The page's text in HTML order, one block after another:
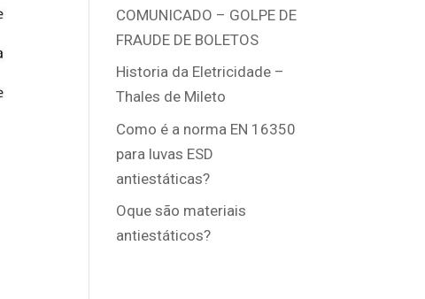
COMUNICADO – GOLPE DE
FRAUDE DE BOLETOS
Historia da Eletricidade –
Thales de Mileto
Como é a norma EN 16350
para luvas ESD
antiestáticas?
Oque são materiais
antiestáticos?